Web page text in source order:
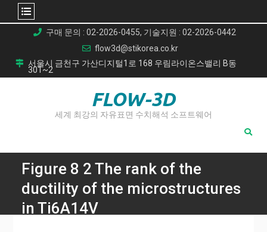
content
구매 문의 : 02-2026-0455, 기술지원 : 02-2026-0442
flow3d@stikorea.co.kr
서울시 금천구 가산디지털1로 168 우림라이온스밸리 B동
301~2
FLOW-3D
세계 최강의 자유표면 수치해석 소프트웨어
Figure 8 2 The rank of the
ductility of the microstructures
in Ti6A14V